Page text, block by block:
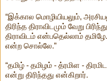
“இக்கால மொழியியலும்,
திரிந்த திராவிடமும் வேறு
திராவிடம் என்பதெல்லாம் தமிழே.
என்ற சொல்லே.”
“தமிழ் - தமிழம் - த்ரமிள -
என்று திரிந்தது என்கிறார்.